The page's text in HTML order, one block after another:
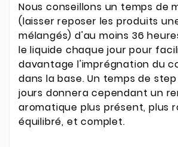
Nous conseillons un temps de
(laisser reposer les produits
mélangés) d'au moins 36
le liquide chaque jour pour
davantage l'imprégnation du
dans la base. Un temps de step
jours donnera cependant un
aromatique plus présent, plus
équilibré, et complet.